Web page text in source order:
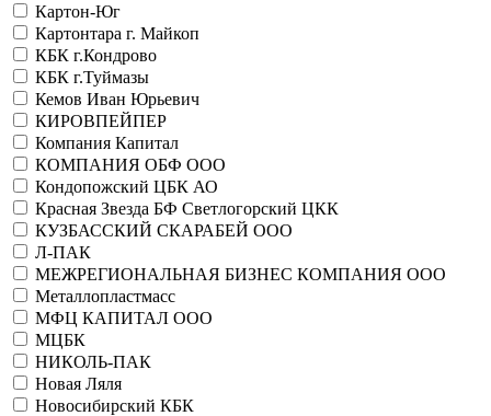
Картон-Юг
Картонтара г. Майкоп
КБК г.Кондрово
КБК г.Туймазы
Кемов Иван Юрьевич
КИРОВПЕЙПЕР
Компания Капитал
КОМПАНИЯ ОБФ ООО
Кондопожский ЦБК АО
Красная Звезда БФ Светлогорский ЦКК
КУЗБАССКИЙ СКАРАБЕЙ ООО
Л-ПАК
МЕЖРЕГИОНАЛЬНАЯ БИЗНЕС КОМПАНИЯ ООО
Металлопластмасс
МФЦ КАПИТАЛ ООО
МЦБК
НИКОЛЬ-ПАК
Новая Ляля
Новосибирский КБК